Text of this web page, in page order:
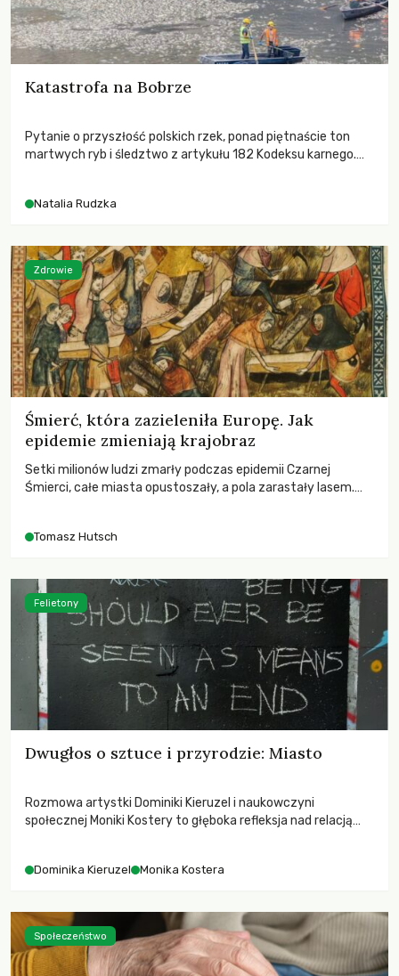
Katastrofa na Bobrze
Pytanie o przyszłość polskich rzek, ponad piętnaście ton
martwych ryb i śledztwo z artykułu 182 Kodeksu karnego.
zdarzeń prowadzących do biologicznej śmierci rzeki.
Natalia Rudzka
Śmierć, która zazieleniła Europę. Jak
epidemie zmieniają krajobraz
Setki milionów ludzi zmarły podczas epidemii Czarnej
Śmierci, całe miasta opustoszały, a pola zarastały lasem.
największych katastrof w swoich dziejach.
Tomasz Hutsch
Zdrowie
Dwugłos o sztuce i przyrodzie: Miasto
Rozmowa artystki Dominiki Kieruzel i naukowczyni
społecznej Moniki Kostery to głęboka refleksja nad relacją
Dominika Kieruzel Monika Kostera
Felietony
Społeczeństwo